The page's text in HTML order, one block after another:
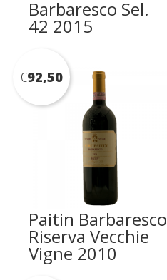
Barbaresco Sel.
42 2015
Paitin Barbaresco
Riserva Vecchie
Vigne 2010
€92,50